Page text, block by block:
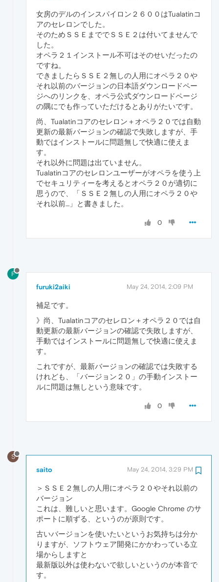
女房のデルのインスパイロン２６００はTualatinコ
アのセレロンでした。
そのためＳＳＥまででＳＳＥ２は付いてませんで
した。
オペラ２１インストール不可はそのせいだったの
ですね。
できましたらＳＳＥ２無しの人用にオペラ２０や
それ以前のバージョンの日本語ダウンロードペー
ジへのリンクを、オペラ公式ダウンロードページ
の隅にでも作っていただけるとありがたいです。
尚、Tualatinコアのセレロン＋オペラ２０では自動
更新の最新バージョンの確認で失敗しますが、手
動ではインストールに問題無しで快適に使えま
す。
それ以外に問題は出ていません。
Tualatinコアのセレロンユーザーがオペラを使う上
でセキュリティーを考えるとオペラ２０が適切に
思うので、「ＳＳＥ２無しの人用にオペラ２０や
それ以前…」と書きました。
0
F
furuki2aiki May 24, 2014, 2:09 PM
補足です。
》尚、Tualatinコアのセレロン＋オペラ２０では自
動更新の最新バージョンの確認で失敗しますが、
手動ではインストールに問題無しで快適に使えま
す。
これですが、最新バージョンの確認では失敗する
けれども、「バージョン２０」の手動インストー
ルに問題は無しという意味です。
0
S
saito May 24, 2014, 3:29 PM
＞ＳＳＥ２無しの人用にオペラ２０やそれ以前の
バージョン
これは、難しいと思います。Google Chrome のサ
ポートに順ずる、というのが原則です。
古いバージョンを使いたいというお気持ちは分か
りますが、ソフトウェア開発にかかわっている立
場からしますと
最新版以外は使わないで欲しいというのが本音で
す。